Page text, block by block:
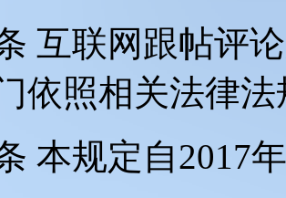
互联网跟帖评
依照相关法律
本规定自2017